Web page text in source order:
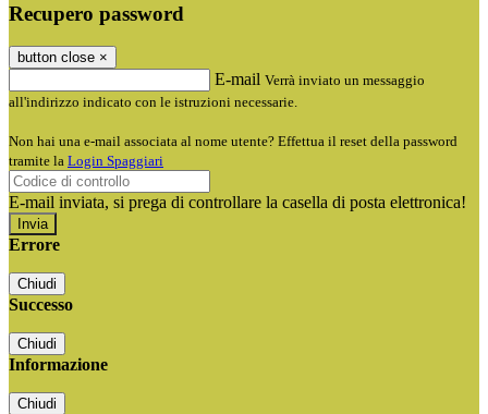
Recupero password
button close ×
E-mail Verrà inviato un messaggio
all'indirizzo indicato con le istruzioni necessarie.
Non hai una e-mail associata al nome utente? Effettua il reset della password
tramite la Login Spaggiari
E-mail inviata, si prega di controllare la casella di posta elettronica!
Errore
Chiudi
Successo
Chiudi
Informazione
Chiudi